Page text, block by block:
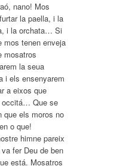
nano! Mos
la paella, i la
i la orchata… Si
mos tenen enveja
mosatros
la seua
i els ensenyarem
a eixos que
occitá… Que se
que els moros no
o que!
himne pareix
fer Deu de ben
está. Mosatros